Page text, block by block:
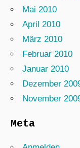
Mai 2010
April 2010
März 2010
Februar 2010
Januar 2010
Dezember
November
Meta